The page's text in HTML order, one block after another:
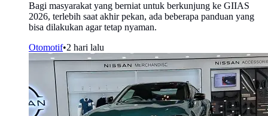
Bagi masyarakat yang berniat untuk berkunjung ke GIIAS
2026, terlebih saat akhir pekan, ada beberapa panduan yang
bisa dilakukan agar tetap nyaman.
Otomotif•2 hari lalu